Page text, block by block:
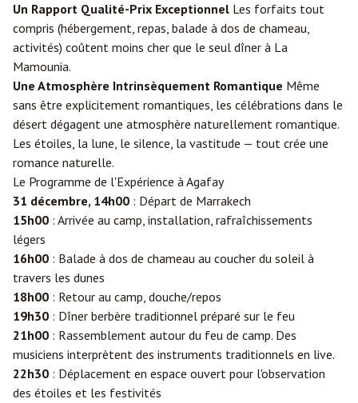
Un Rapport Qualité-Prix Exceptionnel Les forfaits tout
compris (hébergement, repas, balade à dos de chameau,
activités) coûtent moins cher que le seul dîner à La
Mamounia.
Une Atmosphère Intrinsèquement Romantique Même
sans être explicitement romantiques, les célébrations dans le
désert dégagent une atmosphère naturellement romantique.
Les étoiles, la lune, le silence, la vastitude — tout crée une
romance naturelle.
Le Programme de l'Expérience à Agafay
31 décembre, 14h00 : Départ de Marrakech
15h00 : Arrivée au camp, installation, rafraîchissements
légers
16h00 : Balade à dos de chameau au coucher du soleil à
travers les dunes
18h00 : Retour au camp, douche/repos
19h30 : Dîner berbère traditionnel préparé sur le feu
21h00 : Rassemblement autour du feu de camp. Des
musiciens interprètent des instruments traditionnels en live.
22h30 : Déplacement en espace ouvert pour l'observation
des étoiles et les festivités